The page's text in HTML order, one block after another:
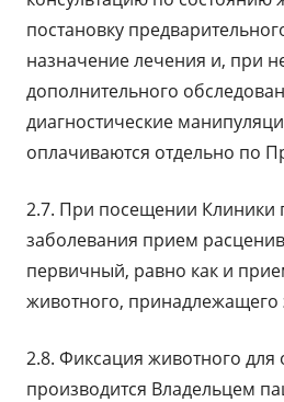
постановку
назначение лечения и, при
дополнительного
диагностические
оплачиваются отдельно по
2.7. При посещении Клиники
заболевания прием
первичный, равно как и
животного, принадлежащего
2.8. Фиксация животного
производится Владельцем